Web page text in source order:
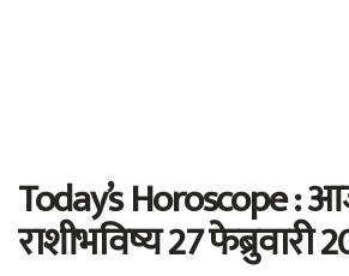
Today’s Horoscope :
राशीभविष्य 27 फेब्रुवारी